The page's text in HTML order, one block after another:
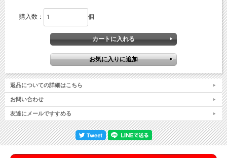
購入数： 個
返品についての詳細はこちら
お問い合わせ
友達にメールですすめる